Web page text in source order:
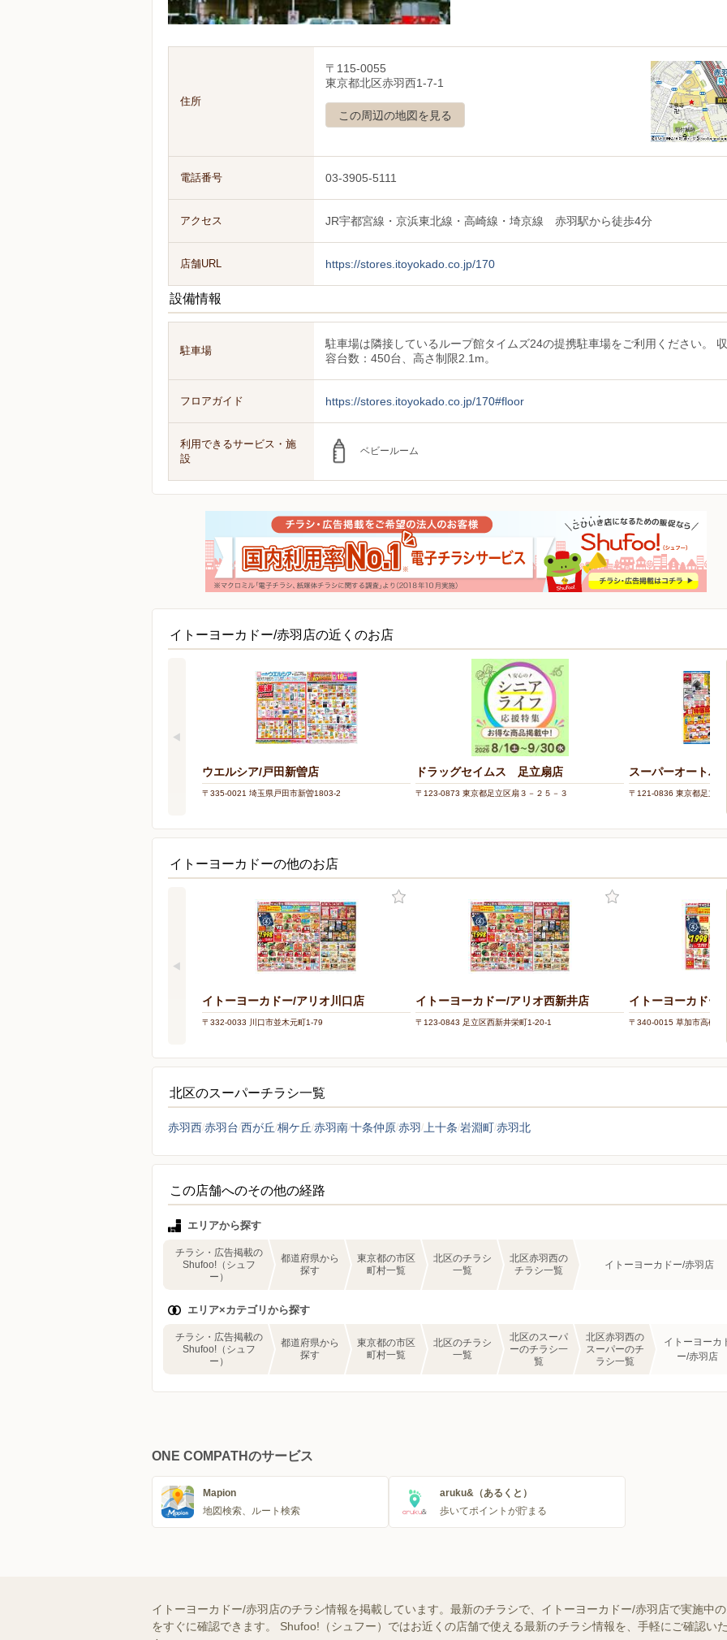
住所
〒115-0055
東京都北区赤羽西1-7-1
この周辺の地図を見る
電話番号 03-3905-5111
アクセス JR宇都宮線・京浜東北線・高崎線・埼京線 赤羽駅から徒歩4分
店舗URL https://stores.itoyokado.co.jp/170
設備情報
駐車場
駐車場は隣接しているループ館タイムズ24の提携駐車場をご利用ください。 収
容台数：450台、高さ制限2.1m。
フロアガイド https://stores.itoyokado.co.jp/170#floor
利用できるサービス・施
設
ベビールーム
イトーヨーカドー/赤羽店の近くのお店
ウエルシア/戸田新曽店
〒335-0021 埼玉県戸田市新曽1803-2
ドラッグセイムス 足立扇店
〒123-0873 東京都足立区扇３－２５－３
スーパーオートバ
〒121-0836 東京都足立区
イトーヨーカドーの他のお店
イトーヨーカドー/アリオ川口店
〒332-0033 川口市並木元町1-79
イトーヨーカドー/アリオ西新井店
〒123-0843 足立区西新井栄町1-20-1
イトーヨーカドー/
〒340-0015 草加市高砂2-
北区のスーパーチラシ一覧
赤羽西赤羽台 西が丘 桐ケ丘 赤羽南十条仲原赤羽 上十条 岩淵町赤羽北
この店舗へのその他の経路
エリアから探す
チラシ・広告掲載の
Shufoo!（シュフ
ー）
都道府県から
探す
東京都の市区
町村一覧
北区のチラシ
一覧
北区赤羽西の
チラシ一覧
イトーヨーカドー/赤羽店
エリア×カテゴリから探す
チラシ・広告掲載の
Shufoo!（シュフ
ー）
都道府県から
探す
東京都の市区
町村一覧
北区のチラシ
一覧
北区のスーパ
ーのチラシ一
覧
北区赤羽西の
スーパーのチ
ラシ一覧
イトーヨーカ
ー/赤羽店
ONE COMPATHのサービス
Mapion
地図検索、ルート検索
aruku&（あるくと）
歩いてポイントが貯まる
イトーヨーカドー/赤羽店のチラシ情報を掲載しています。最新のチラシで、イトーヨーカドー/赤羽店で実施中
をすぐに確認できます。 Shufoo!（シュフー）ではお近くの店舗で使える最新のチラシ情報を、手軽にご確認い